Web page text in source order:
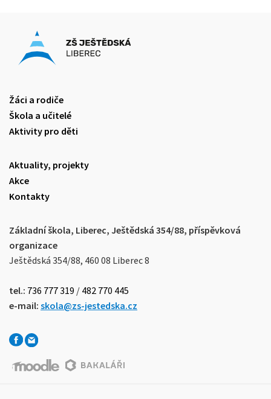
Žáci a rodiče
Škola a učitelé
Aktivity pro děti
Aktuality, projekty
Akce
Kontakty
Základní škola, Liberec, Ještědská 354/88, příspěvková
organizace
Ještědská 354/88, 460 08 Liberec 8
tel.: 736 777 319 / 482 770 445
e-mail: skola@zs-jestedska.cz